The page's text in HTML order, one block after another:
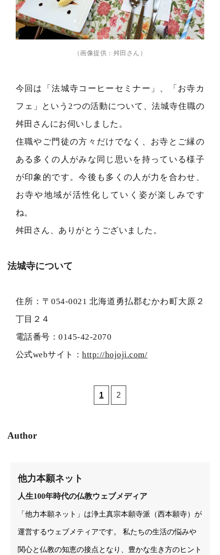
（画像提供：舛田さん）
今回は「法城寺コーヒーセミナー」、「お寺カ
フェ」という2つの活動について、法城寺住職の
舛田さんにお伺いしました。
住職やご門徒の方々だけでなく、お寺とご縁の
ある多くの人がみな同じ思いを持っている様子
が印象的です。今後も多くの人が力を合わせ、
お寺や地域が活性化していく姿が楽しみです
ね。
舛田さん、ありがとうございました。
法城寺について
住所：〒054-0021 北海道勇払郡むかわ町大原２
丁目２４
電話番号：0145-42-2070
公式webサイト：http://hojoji.com/
1 2
Author
他力本願ネット
人生100年時代の仏教ウェブメディア
「他力本願ネット」は浄土真宗本願寺派（西本願寺）が
運営するウェブメティアです。 私たちの生活の悩みや
関心と仏教の知恵の接点となり、豊かな生き方のヒント